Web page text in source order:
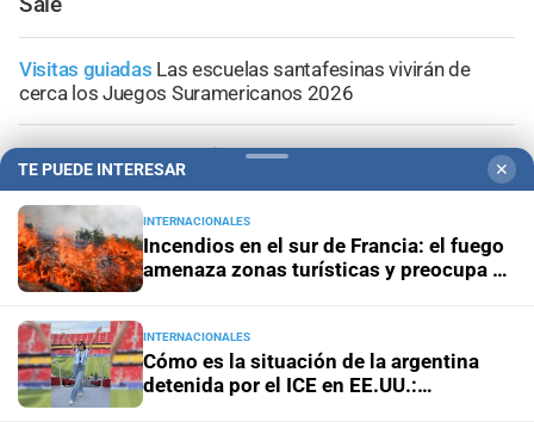
Visitas guiadas Las escuelas santafesinas vivirán de
cerca los Juegos Suramericanos 2026
Doble alerta meteorológicoAsí avanza la tormenta por
Santa Fe con alerta amarilla; la información minuto a
minuto
Vigentes hasta el 12 de agosto Mirá las ofertas en Alvear
Supermercados
Panorama astrológicoHoróscopo de hoy 6 de agosto de
2026
TE PUEDE INTERESAR ✕
INTERNACIONALES
Incendios en el sur de Francia: el fuego
amenaza zonas turísticas y preocupa a
INTERNACIONALES
Cómo es la situación de la argentina
detenida por el ICE en EE.UU.: